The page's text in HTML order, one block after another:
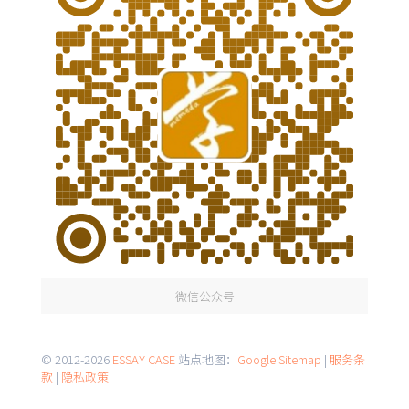
微信公众号
© 2012-2026 ESSAY CASE 站点地图： Google Sitemap | 服务条
款 | 隐私政策